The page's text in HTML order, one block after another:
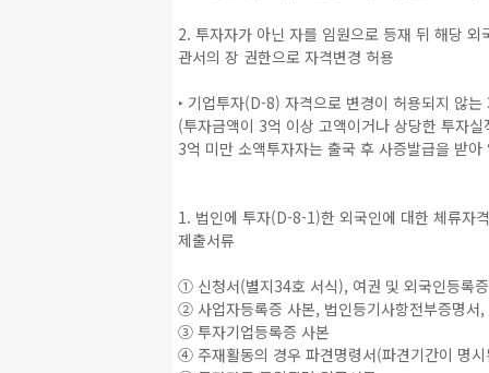
2. 투자자가 아닌 자를 임원으로 등재 뒤 해당
관서의 장 권한으로 자격변경 허용
‣ 기업투자(D-8) 자격으로 변경이 허용되지 않
(투자금액이 3억 이상 고액이거나 상당한 투자
3억 미만 소액투자자는 출국 후 사증발급을 받
1. 법인에 투자(D-8-1)한 외국인에 대한 체류자
제출서류
① 신청서(별지34호 서식), 여권 및 외국인등록
② 사업자등록증 사본, 법인등기사항전부증명서
③ 투자기업등록증 사본
④ 주재활동의 경우 파견명령서(파견기간이 명